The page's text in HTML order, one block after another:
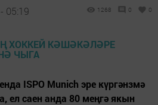
05:19 1268 0 0
ISPO Munich эре күргәнзмә
ел саен анда 80 меңгә якын